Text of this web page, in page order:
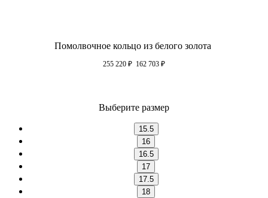
Помолвочное кольцо из белого золота
255 220 ₽ 162 703 ₽
Выберите размер
15.5
16
16.5
17
17.5
18